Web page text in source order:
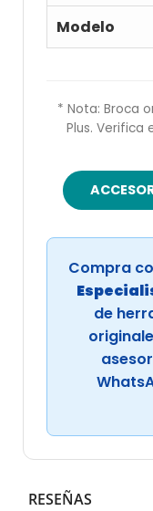
Modelo
* Nota: Broca
Plus. Verifica
Compra
de
RESEÑAS